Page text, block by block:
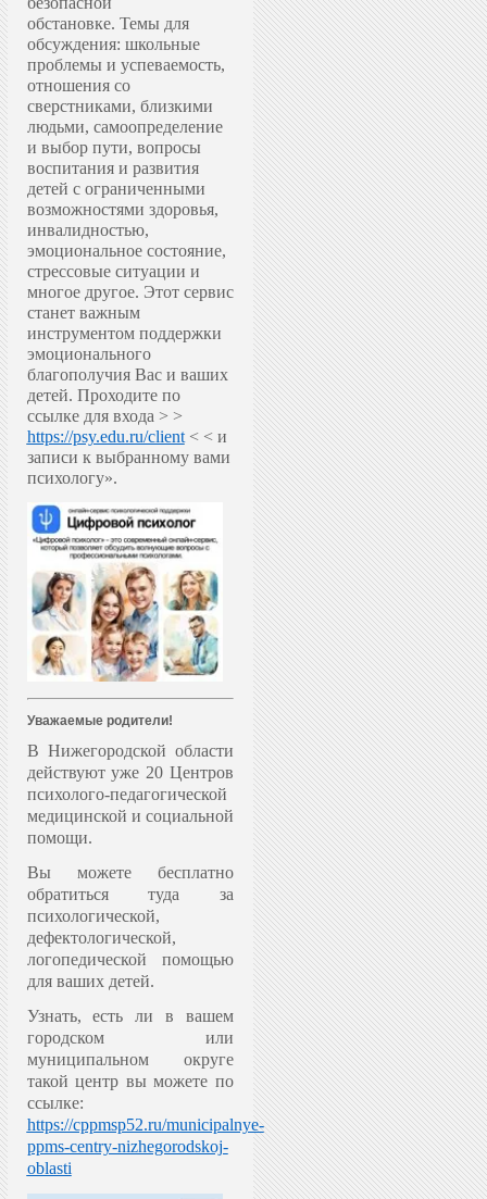
обстановке. Темы для
обсуждения: школьные
проблемы и успеваемость,
отношения со
сверстниками, близкими
людьми, самоопределение
и выбор пути, вопросы
воспитания и развития
детей с ограниченными
возможностями здоровья,
инвалидностью,
эмоциональное состояние,
стрессовые ситуации и
многое другое. Этот сервис
станет важным
инструментом поддержки
эмоционального
благополучия Вас и ваших
детей. Проходите по
ссылке для входа > >
https://psy.edu.ru/client< < и
записи к выбранному вами
психологу».
Уважаемые родители!
В Нижегородской области
действуют уже 20 Центров
психолого-педагогической
медицинской и социальной
помощи.
Вы можете бесплатно
обратиться туда за
психологической,
дефектологической,
логопедической помощью
для ваших детей.
Узнать, есть ли в вашем
городском или
муниципальном округе
такой центр вы можете по
ссылке:
https://cppmsp52.ru/municipalnye-
ppms-centry-nizhegorodskoj-
oblasti